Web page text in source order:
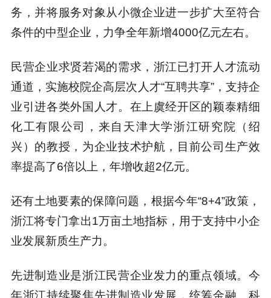
务，并将服务对象从小微企业进一步扩大至符合
条件的中型企业，力争全年新增4000亿元左右。
民营企业求贤若渴的需求，浙江已打开人才流动
通道，实施校院企高层次人才“互聘共享”，支持企
业引进各类外国人才。在上虞经开区的颖泰精细
化工有限公司，来自天津大学浙江研究院（绍
兴）的教授，为企业技术护航，目前公司生产效
率提高了6倍以上，年增收超2亿元。
还有土地要素的保障问题，根据今年“8+4”政策，
浙江将专门拿出1万亩土地指标，用于支持中小企
业发展新质生产力。
先进制造业是浙江民营企业发力的重点领域。今
年浙江持续聚焦先进制造业发展，统筹金融、科